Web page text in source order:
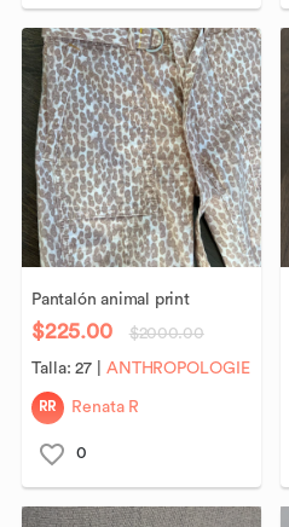
Pantalón animal print
$225.00 $2000.00
Talla:27 ANTHROPOLOGIE
RR Renata R
0